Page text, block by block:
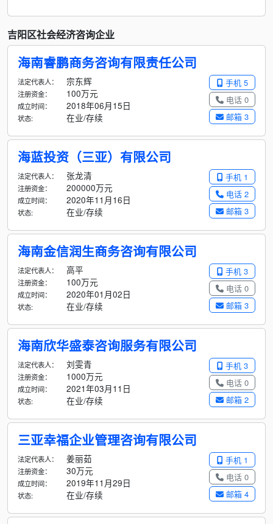
吉阳区社会经济咨询企业
海南睿鹏商务咨询有限责任公司
手机 5
电话 0
邮箱 3
法定代表人： 宗东辉
注册资金： 100万元
成立时间： 2018年06月15日
状态: 在业/存续
海蓝投资（三亚）有限公司
手机 1
电话 2
邮箱 3
法定代表人： 张龙清
注册资金： 200000万元
成立时间： 2020年11月16日
状态: 在业/存续
海南金信润生商务咨询有限公司
手机 3
电话 0
邮箱 3
法定代表人： 高平
注册资金： 100万元
成立时间： 2020年01月02日
状态: 在业/存续
海南欣华盛泰咨询服务有限公司
手机 3
电话 0
邮箱 2
法定代表人： 刘雯青
注册资金： 1000万元
成立时间： 2021年03月11日
状态: 在业/存续
三亚幸福企业管理咨询有限公司
手机 1
电话 0
邮箱 4
法定代表人： 姜丽茹
注册资金： 30万元
成立时间： 2019年11月29日
状态: 在业/存续